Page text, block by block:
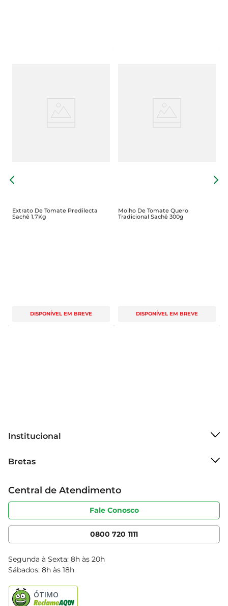
Extrato De Tomate Predilecta
Sachê 1.7Kg
DISPONÍVEL EM BREVE
Molho De Tomate Quero
Tradicional Sachê 300g
DISPONÍVEL EM BREVE
Institucional
Grupo Cencosud
Sobre privacidade
Portal do fornecedor
Cencosud Media
Bretas
Produtos Bretas
Código de ética
Serviços
Clube Bretas
Blog Bretas
Black Friday
Central de Atendimento
Fale Conosco
0800 720 1111
Segunda à Sexta: 8h às 20h
Sábados: 8h às 18h